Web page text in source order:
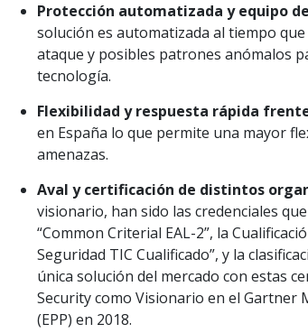
Protección automatizada y equipo
solución es automatizada al tiempo
ataque y posibles patrones anómalos
tecnología.
Flexibilidad y respuesta rápida
en España lo que permite una mayor
amenazas.
Aval y certificación de distintos
visionario, han sido las credenciales
“Common Criterial EAL-2”, la
Seguridad TIC Cualificado”, y la
única solución del mercado con estas
Security como Visionario en el
(EPP) en 2018.